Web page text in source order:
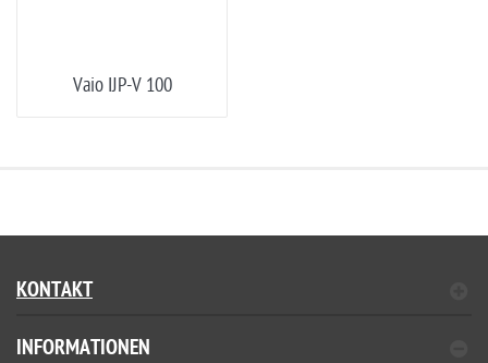
Vaio IJP-V 100
KONTAKT
INFORMATIONEN